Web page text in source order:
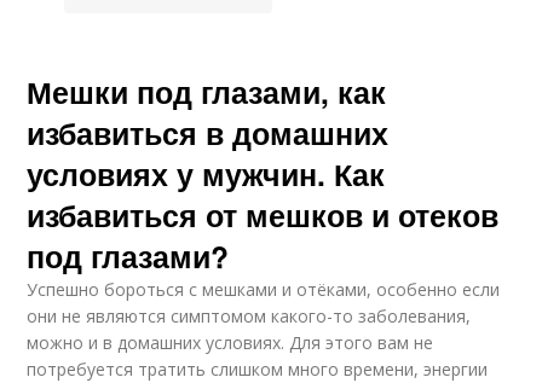
Мешки под глазами, как
избавиться в домашних
условиях у мужчин. Как
избавиться от мешков и отеков
под глазами?
Успешно бороться с мешками и отёками, особенно если
они не являются симптомом какого-то заболевания,
можно и в домашних условиях. Для этого вам не
потребуется тратить слишком много времени, энергии